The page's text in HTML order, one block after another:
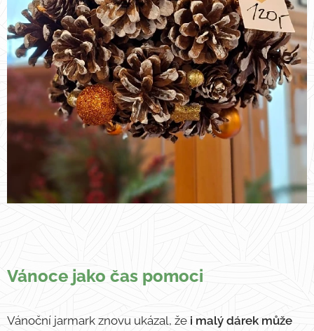
Vánoce jako čas pomoci
Vánoční jarmark znovu ukázal, že i malý dárek může